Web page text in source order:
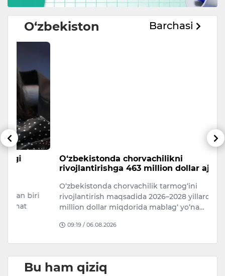
O‘zbekiston Barchasi
O‘zbekistonda chorvachilikni
rivojlantirishga 463 million dollar ajratiladi
O‘zbekistonda chorvachilik tarmog‘ini
rivojlantirish maqsadida 2026–2028 yillarda 463
million dollar miqdorida mablag‘ yo‘na…
09:19 / 06.08.2026
Bu ham qiziq